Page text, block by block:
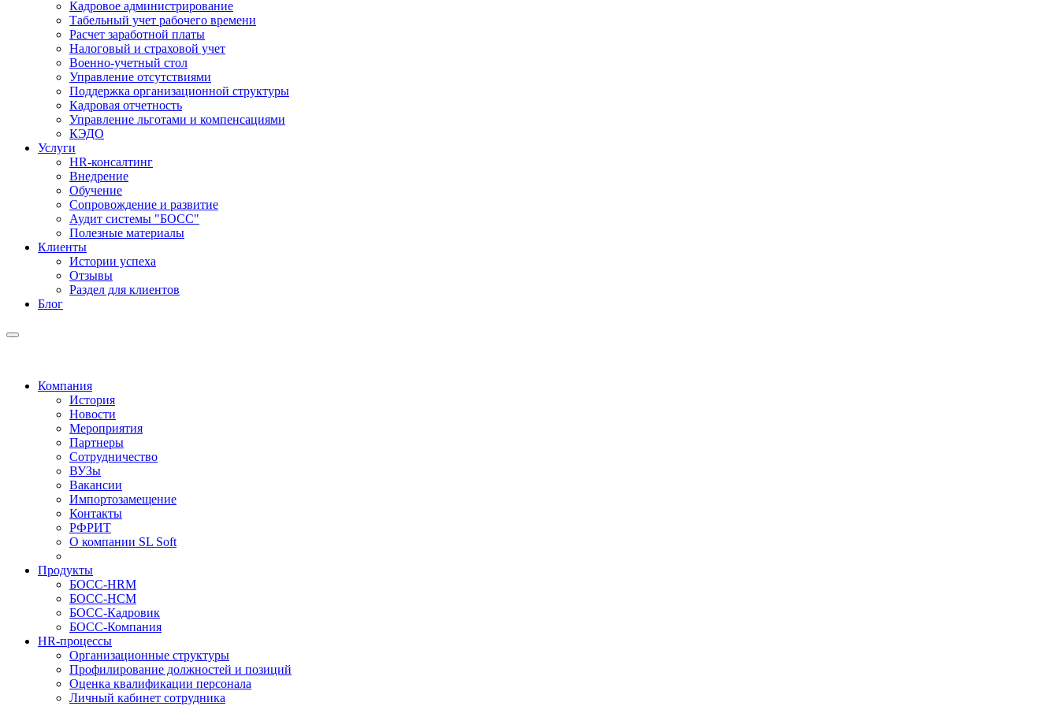
Кадровое администрирование
Табельный учет рабочего времени
Расчет заработной платы
Налоговый и страховой учет
Военно-учетный стол
Управление отсутствиями
Поддержка организационной структуры
Кадровая отчетность
Управление льготами и компенсациями
КЭДО
Услуги
HR-консалтинг
Внедрение
Обучение
Сопровождение и развитие
Аудит системы "БОСС"
Полезные материалы
Клиенты
Истории успеха
Отзывы
Раздел для клиентов
Блог
Компания
История
Новости
Мероприятия
Партнеры
Сотрудничество
ВУЗы
Вакансии
Импортозамещение
Контакты
РФРИТ
О компании SL Soft
Продукты
БОСС-HRM
БОСС-HCM
БОСС-Кадровик
БОСС-Компания
HR-процессы
Организационные структуры
Профилирование должностей и позиций
Оценка квалификации персонала
Личный кабинет сотрудника